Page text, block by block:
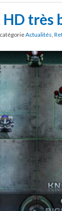
HD très
Actualités